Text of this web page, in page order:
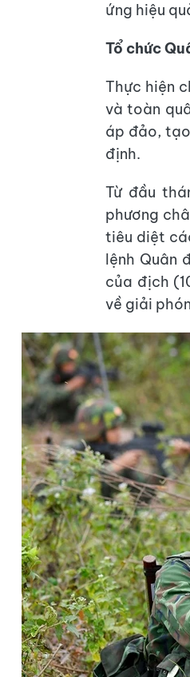
ứng hiệu
Tổ chức
Thực hiện
và toàn
áp đảo,
định.
Từ đầu
phương
tiêu diệt
lệnh Quân
của địch
về giải